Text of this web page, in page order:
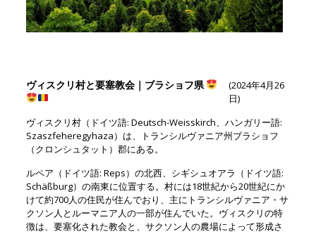
ヴィスクリ村と要塞教会｜ブラショフ県
(2024年4月26
日)
ヴィスクリ村（ドイツ語: Deutsch-Weisskirch、ハンガリー語:
Szaszfeheregyhaza）は、トランシルヴァニア州ブラショフ
（クロンシュタット）郡にある。
ルペア（ドイツ語: Reps）の北西、シギシュオアラ（ドイツ語:
Schäßburg）の南東に位置する。村には18世紀から20世紀にか
けて約700人の住民が住んでおり、主にトランシルヴァニア・サ
クソン人とルーマニア人の一部が住んでいた。ヴィスクリの特
徴は、要塞化された教会と、サクソン人の農場によって形成さ